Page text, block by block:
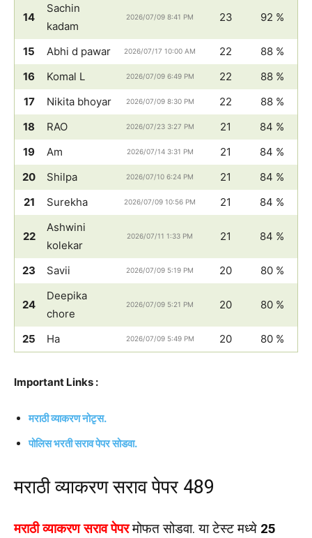
14
Sachin
kadam
2026/07/09 8:41 PM 23 92 %
15 Abhi d pawar 2026/07/17 10:00 AM 22
88 %
16
Komal L 2026/07/09 6:49 PM 22
88 %
17
Nikita bhoyar 2026/07/09 8:30 PM 22
88 %
18
RAO 2026/07/23 3:27 PM 21
84 %
19
Am 2026/07/14 3:31 PM 21
84 %
20
Shilpa 2026/07/10 6:24 PM 21
84 %
21
Surekha 2026/07/09 10:56 PM 21 84 %
22
Ashwini
kolekar
2026/07/11 1:33 PM 21 84 %
23 Savii 2026/07/09 5:19 PM 20 80 %
24
Deepika
chore
2026/07/09 5:21 PM 20 80 %
25 Ha 2026/07/09 5:49 PM 20 80 %
Important Links :
मराठी व्याकरण नोटृस.
पोलिस भरती सराव पेपर सोडवा.
मराठी व्याकरण सराव पेपर 489
मराठी व्याकरण सराव पेपरमोफत सोडवा. या टेस्ट मध्ये 25